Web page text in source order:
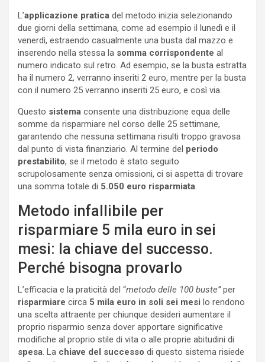
L’applicazione pratica del metodo inizia selezionando
due giorni della settimana, come ad esempio il lunedì e il
venerdì, estraendo casualmente una busta dal mazzo e
inserendo nella stessa la somma corrispondente al
numero indicato sul retro. Ad esempio, se la busta estratta
ha il numero 2, verranno inseriti 2 euro, mentre per la busta
con il numero 25 verranno inseriti 25 euro, e così via.
Questo sistema consente una distribuzione equa delle
somme da risparmiare nel corso delle 25 settimane,
garantendo che nessuna settimana risulti troppo gravosa
dal punto di vista finanziario. Al termine del periodo
prestabilito, se il metodo è stato seguito
scrupolosamente senza omissioni, ci si aspetta di trovare
una somma totale di 5.050 euro risparmiata.
Metodo infallibile per
risparmiare 5 mila euro in sei
mesi: la chiave del successo.
Perché bisogna provarlo
L’efficacia e la praticità del “metodo delle 100 buste”per
risparmiare circa 5 mila euro in soli sei mesi lo rendono
una scelta attraente per chiunque desideri aumentare il
proprio risparmio senza dover apportare significative
modifiche al proprio stile di vita o alle proprie abitudini di
spesa. La chiave del successo di questo sistema risiede